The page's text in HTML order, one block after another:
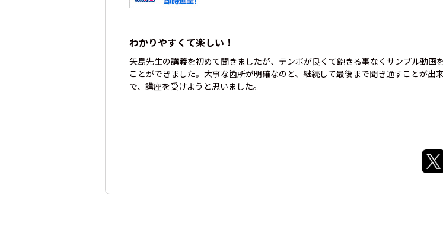
わかりやすくて楽しい！
矢島先生の講義を初めて聞きましたが、テンポが良くて飽きる事なくサンプル動画
ことができました。大事な箇所が明確なのと、継続して最後まで聞き通すことが出
で、講座を受けようと思いました。